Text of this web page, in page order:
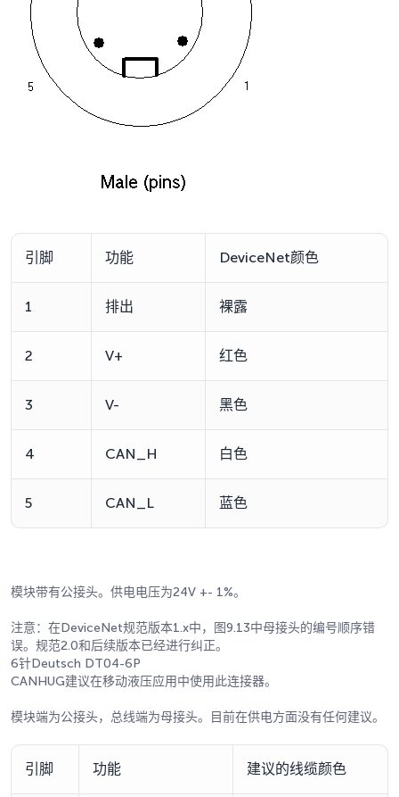
引脚 功能 DeviceNet颜色
1 排出 裸露
2 V+ 红色
3 V- 黑色
4 CAN_H 白色
5 CAN_L 蓝色
模块带有公接头。供电电压为24V +- 1%。
注意：在DeviceNet规范版本1.x中，图9.13中母接头的编号顺序错
误。规范2.0和后续版本已经进行纠正。
6针Deutsch DT04-6P
CANHUG建议在移动液压应用中使用此连接器。
模块端为公接头，总线端为母接头。目前在供电方面没有任何建议。
引脚 功能 建议的线缆颜色